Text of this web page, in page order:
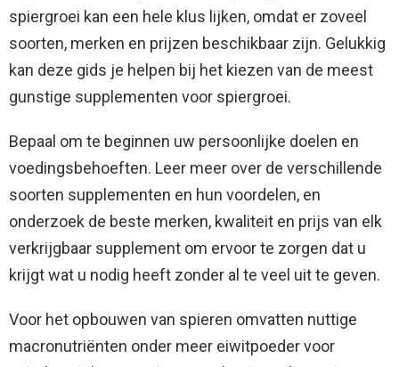
spiergroei kan een hele klus lijken, omdat er zoveel
soorten, merken en prijzen beschikbaar zijn. Gelukkig
kan deze gids je helpen bij het kiezen van de meest
gunstige supplementen voor spiergroei.
Bepaal om te beginnen uw persoonlijke doelen en
voedingsbehoeften. Leer meer over de verschillende
soorten supplementen en hun voordelen, en
onderzoek de beste merken, kwaliteit en prijs van elk
verkrijgbaar supplement om ervoor te zorgen dat u
krijgt wat u nodig heeft zonder al te veel uit te geven.
Voor het opbouwen van spieren omvatten nuttige
macronutriënten onder meer eiwitpoeder voor